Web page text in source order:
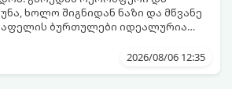
ხოლო შიგნიდან ნაზი და მწვანე
ბურთულები იდეალურია
ერთად ან ტახინის (სესამის)
რომ გამოიყენება2026/08/06 12:35